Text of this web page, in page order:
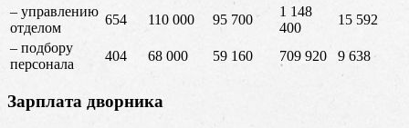
– управлению
отделом
654 110 000 95 700
1 148
400
15 592
– подбору
персонала
404 68 000 59 160 709 920 9 638
Зарплата дворника